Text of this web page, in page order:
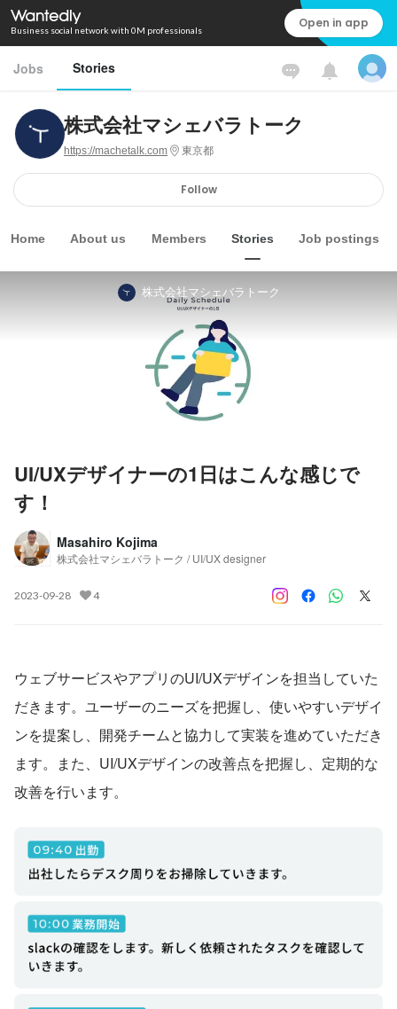
Business social network with 0M professionals Open in app
Jobs Stories
株式会社マシェバラトーク
https://machetalk.com 東京都
Follow
Home About us Members Stories Job postings
株式会社マシェバラトーク
UI/UXデザイナーの1日はこんな感じで
す！
Masahiro Kojima
株式会社マシェバラトーク / UI/UX designer
2023-09-28 4
ウェブサービスやアプリのUI/UXデザインを担当していた
だきます。ユーザーのニーズを把握し、使いやすいデザイ
ンを提案し、開発チームと協力して実装を進めていただき
ます。また、UI/UXデザインの改善点を把握し、定期的な
改善を行います。